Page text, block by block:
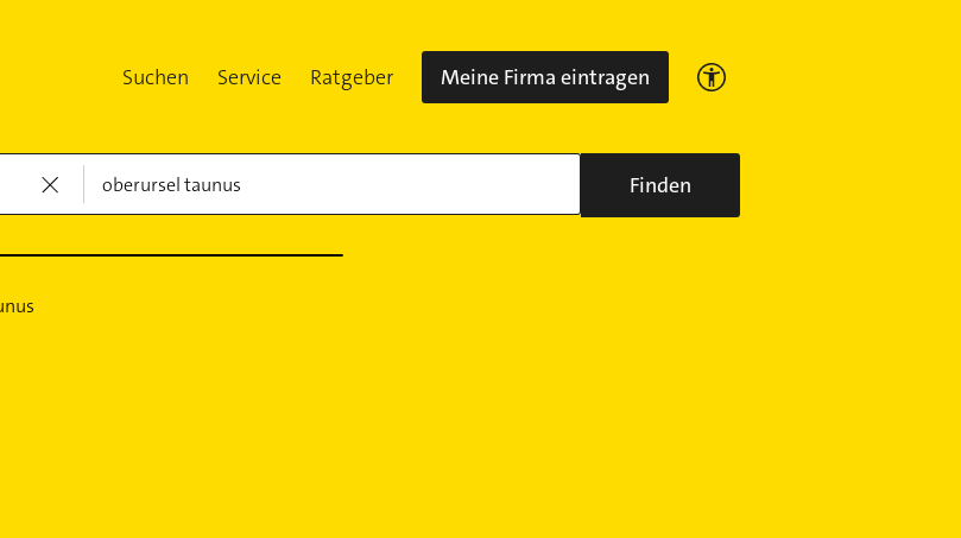
Suchen Service Ratgeber Meine Firma eintragen
Finden